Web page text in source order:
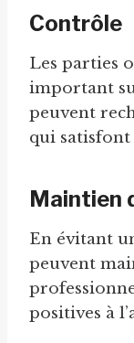
Contrôle
Les parties
important
peuvent
qui
Maintien
En évitant
peuvent
positives à